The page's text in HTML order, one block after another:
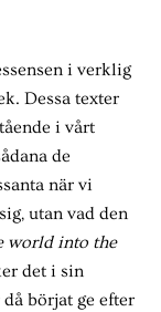
i verklig
Dessa texter
i vårt
de
när vi
utan vad den
world into the
det i sin
börjat ge efter